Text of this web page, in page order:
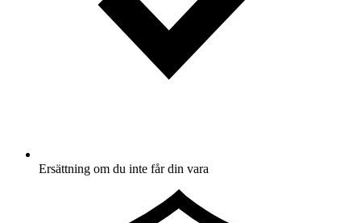
Ersättning om du inte får din vara